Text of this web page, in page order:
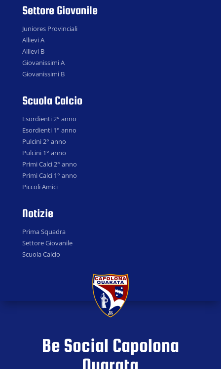
Settore Giovanile
Juniores Provinciali
Allievi A
Allievi B
Giovanissimi A
Giovanissimi B
Scuola Calcio
Esordienti 2° anno
Esordienti 1° anno
Pulcini 2° anno
Pulcini 1° anno
Primi Calci 2° anno
Primi Calci 1° anno
Piccoli Amici
Notizie
Prima Squadra
Settore Giovanile
Scuola Calcio
Be Social Capolona